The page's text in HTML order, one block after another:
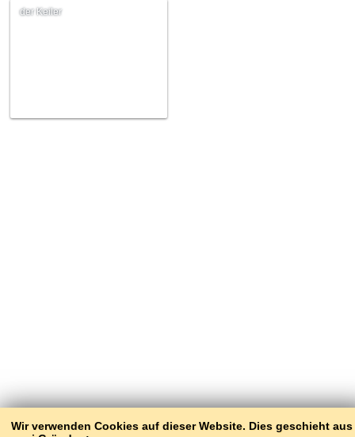
Wir verwenden Cookies auf dieser Website. Dies geschieht aus
der Keiler